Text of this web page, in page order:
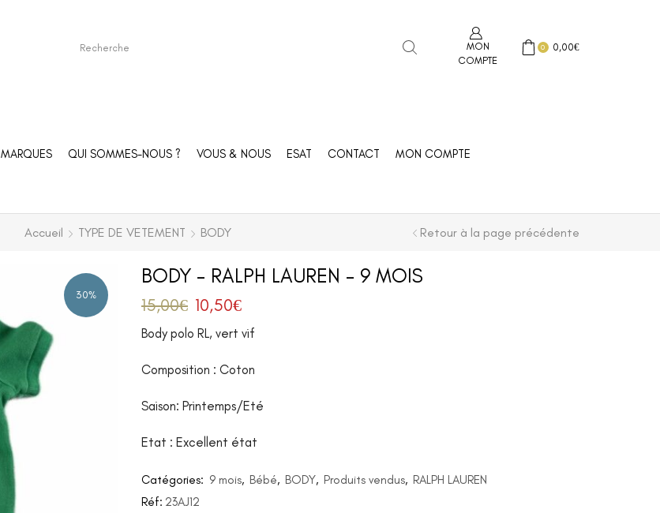
MON
COMPTE
0 0,00€
MARQUES QUI SOMMES-NOUS ? VOUS & NOUS ESAT CONTACT MON COMPTE
Accueil TYPE DE VETEMENT BODY Retour à la page précédente
30%
BODY – RALPH LAUREN – 9 MOIS
15,00€ 10,50€
Body polo RL, vert vif
Composition : Coton
Saison: Printemps/Eté
Etat : Excellent état
Catégories: 9 mois, Bébé, BODY, Produits vendus, RALPH LAUREN
Réf: 23AJ12